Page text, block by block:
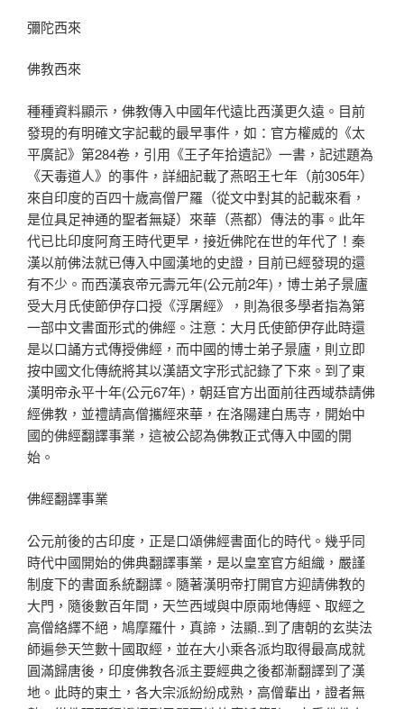
彌陀西來
佛教西來
種種資料顯示，佛教傳入中國年代遠比西漢更久遠。目前
發現的有明確文字記載的最早事件，如：官方權威的《太
平廣記》第284卷，引用《王子年拾遺記》一書，記述題為
《天毒道人》的事件，詳細記載了燕昭王七年（前305年）
來自印度的百四十歲高僧尸羅（從文中對其的記載來看，
是位具足神通的聖者無疑）來華（燕都）傳法的事。此年
代已比印度阿育王時代更早，接近佛陀在世的年代了！秦
漢以前佛法就已傳入中國漢地的史證，目前已經發現的還
有不少。而西漢哀帝元壽元年(公元前2年)，博士弟子景廬
受大月氏使節伊存口授《浮屠經》，則為很多學者指為第
一部中文書面形式的佛經。注意：大月氏使節伊存此時還
是以口誦方式傳授佛經，而中國的博士弟子景廬，則立即
按中國文化傳統將其以漢語文字形式記錄了下來。到了東
漢明帝永平十年(公元67年)，朝廷官方出面前往西域恭請佛
經佛教，並禮請高僧攜經來華，在洛陽建白馬寺，開始中
國的佛經翻譯事業，這被公認為佛教正式傳入中國的開
始。
佛經翻譯事業
公元前後的古印度，正是口頌佛經書面化的時代。幾乎同
時代中國開始的佛典翻譯事業，是以皇室官方組織，嚴謹
制度下的書面系統翻譯。隨著漢明帝打開官方迎請佛教的
大門，隨後數百年間，天竺西域與中原兩地傳經、取經之
高僧絡繹不絕，鳩摩羅什，真諦，法顯..到了唐朝的玄奘法
師遍參天竺數十國取經，並在大小乘各派均取得最高成就
圓滿歸唐後，印度佛教各派主要經典之後都漸翻譯到了漢
地。此時的東土，各大宗派紛紛成熟，高僧輩出，證者無